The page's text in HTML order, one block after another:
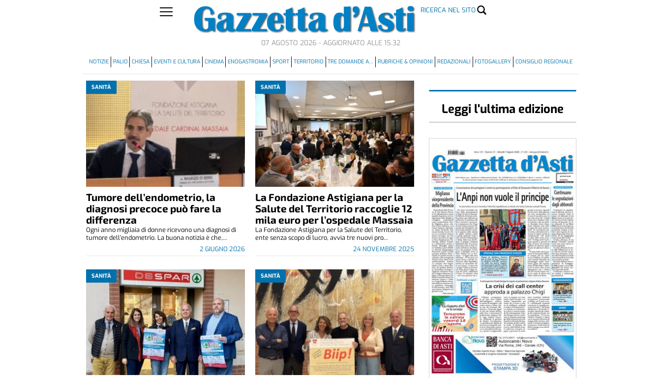
RICERCA NEL SITO
07 AGOSTO 2026 - AGGIORNATO ALLE 15.32
NOTIZIE PALIO CHIESA EVENTI E CULTURA CINEMA ENOGASTROMIA SPORT TERRITORIO TRE DOMANDE A… RUBRICHE & OPINIONI REDAZIONALI FOTOGALLERY CONSIGLIO REGIONALE
SANITÀ
Tumore dell’endometrio, la
diagnosi precoce può fare la
differenza
2 GIUGNO 2026
Ogni anno migliaia di donne ricevono una diagnosi di
tumore dell’endometrio. La buona notizia è che,...
SANITÀ
La Fondazione Astigiana per la
Salute del Territorio raccoglie 12
mila euro per l’ospedale Massaia
24 NOVEMBRE 2025
La Fondazione Astigiana per la Salute del Territorio,
ente senza scopo di lucro, avvia tre nuovi pro...
SANITÀ SANITÀ
Leggi l'ultima edizione